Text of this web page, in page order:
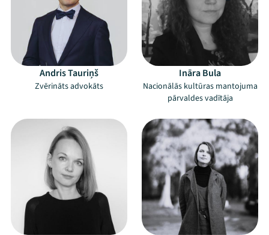
Andris Tauriņš
Zvērināts advokāts
Ināra Bula
Nacionālās kultūras mantojuma
pārvaldes vadītāja